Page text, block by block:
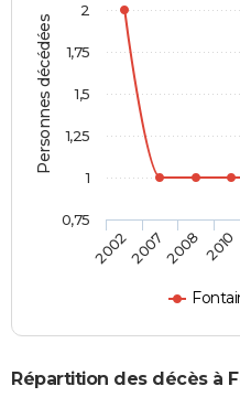
Personnes décédées
200220072008 2010
0,75
1
1,25
1,5
1,75
2
Répartition des décès à